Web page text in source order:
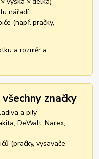
nářadí
(např. pračky,
a rozměr a
značky
a pily
DeWalt, Narex,
(pračky, vysavače